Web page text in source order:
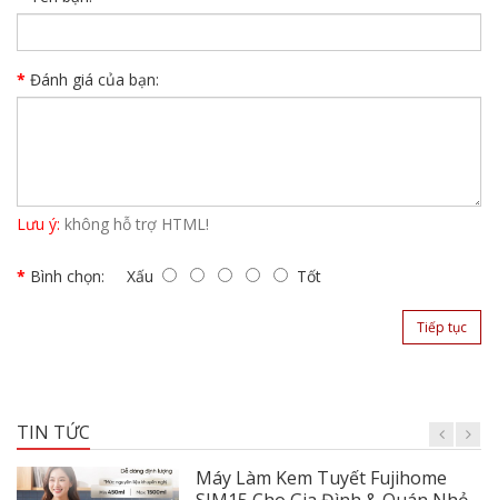
Đánh giá của bạn:
Lưu ý: không hỗ trợ HTML!
Bình chọn: Xấu Tốt
Tiếp tục
TIN TỨC
Máy Làm Kem Tuyết Fujihome